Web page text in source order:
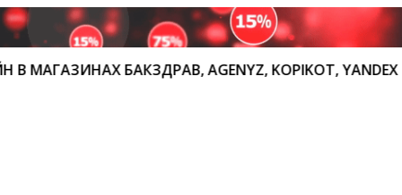
БАКЗДРАВ, AGENYZ, KOPIKOT, YANDEX